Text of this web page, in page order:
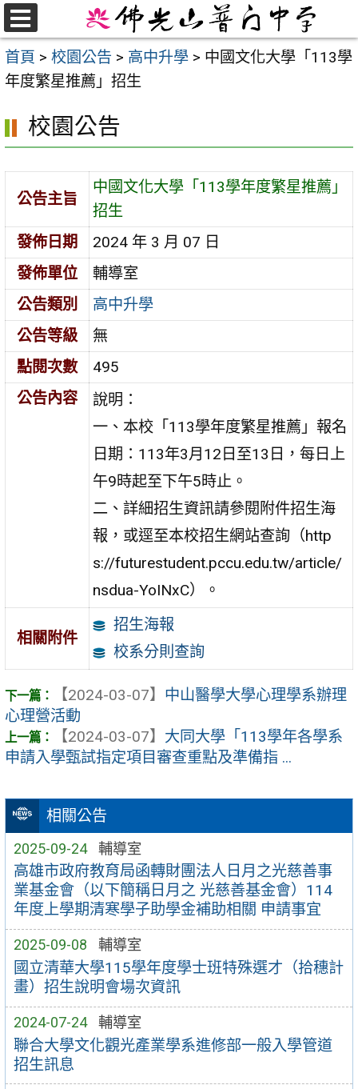
跳
至
主
要
首頁 > 校園公告 > 高中升學 > 中國文化大學「113學
年度繁星推薦」招生
相關公告
2025-09-24 輔導室
高雄市政府教育局函轉財團法人日月之光慈善事
業基金會（以下簡稱日月之 光慈善基金會）114
年度上學期清寒學子助學金補助相關 申請事宜
2025-09-08 輔導室
國立清華大學115學年度學士班特殊選才（拾穗計
畫）招生說明會場次資訊
2024-07-24 輔導室
聯合大學文化觀光產業學系進修部一般入學管道
招生訊息
校園公告
公告主旨
中國文化大學「113學年度繁星推薦」
招生
發佈日期
2024 年 3 月 07 日
發佈單位
輔導室
公告類別
高中升學
公告等級
無
點閱次數
495
公告內容
說明：
一、本校「113學年度繁星推薦」報名
日期：113年3月12日至13日，每日上
午9時起至下午5時止。
二、詳細招生資訊請參閱附件招生海
報，或逕至本校招生網站查詢（http
s://futurestudent.pccu.edu.tw/article/
nsdua-YoINxC）。
相關附件
招生海報
校系分則查詢
【2024-03-07】 中山醫學大學心理學系辦理
心理營活動
【2024-03-07】 大同大學「113學年各學系
申請入學甄試指定項目審查重點及準備指 ...
選
單